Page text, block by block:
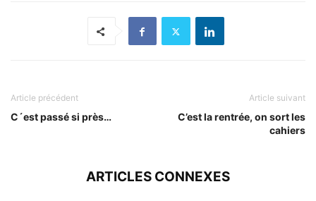
Article précédent
C´est passé si près…
Article suivant
C’est la rentrée, on sort les
cahiers
ARTICLES CONNEXES